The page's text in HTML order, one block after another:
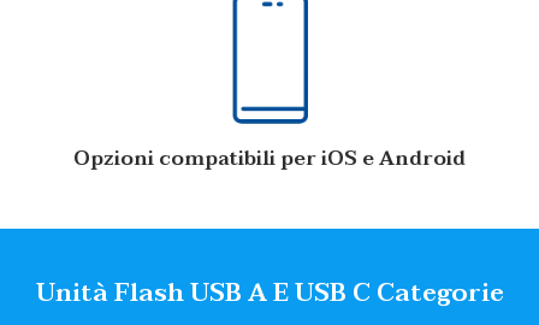
Opzioni compatibili per iOS e Android
Unità Flash USB A E USB C Categorie